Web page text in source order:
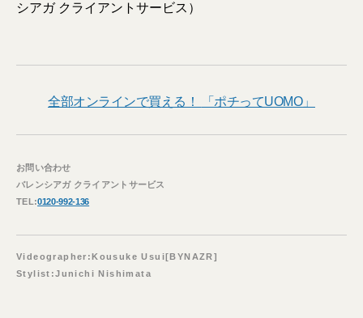
シアガ クライアントサービス）
全部オンラインで買える！ 「ポチってUOMO」
お問い合わせ
バレンシアガ クライアントサービス
TEL:0120-992-136
Videographer:Kousuke Usui[BYNAZR]
Stylist:Junichi Nishimata